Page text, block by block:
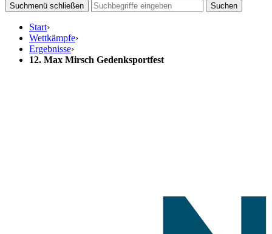
Suchmenü schließen
Suchen
Start›
Wettkämpfe›
Ergebnisse›
12. Max Mirsch Gedenksportfest